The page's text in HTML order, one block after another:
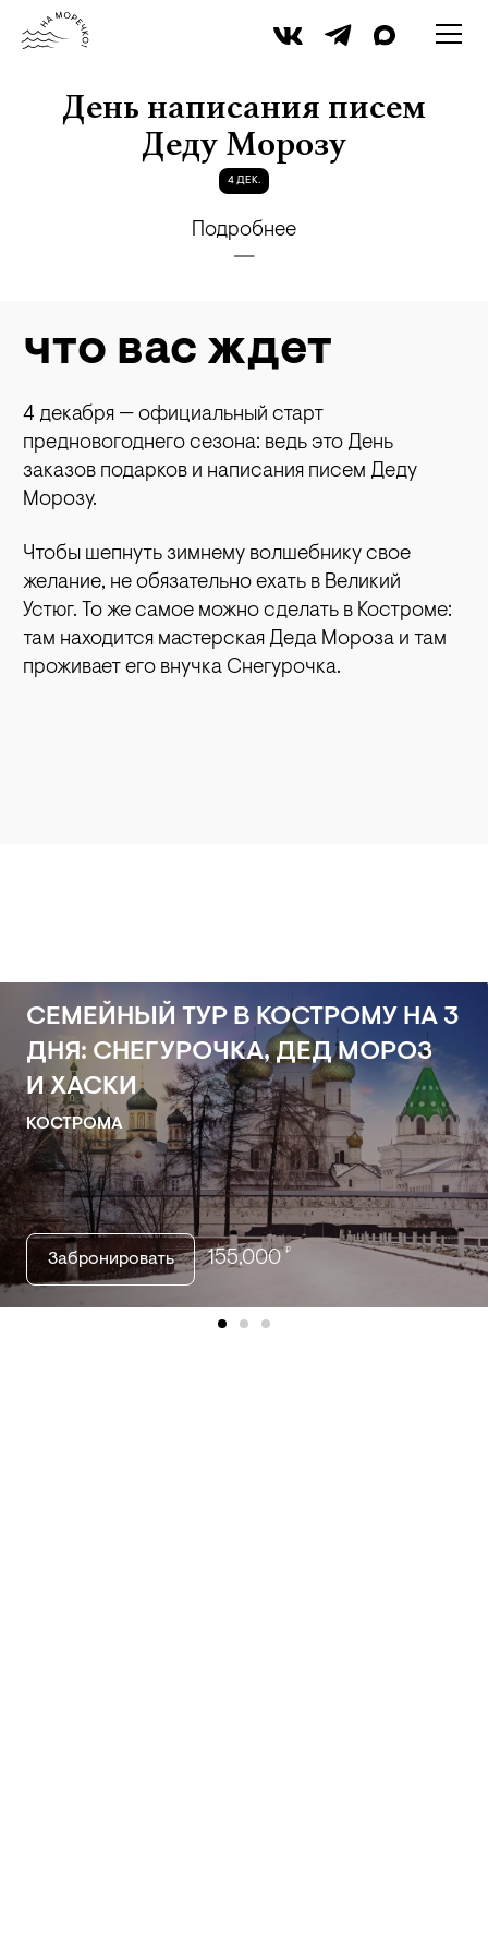
День написания писем
Деду Морозу
4 ДЕК.
Подробнее
что вас ждет
4 декабря — официальный старт
предновогоднего сезона: ведь это День
заказов подарков и написания писем Деду
Морозу.
Чтобы шепнуть зимнему волшебнику свое
желание, не обязательно ехать в Великий
Устюг. То же самое можно сделать в Костроме:
там находится мастерская Деда Мороза и там
проживает его внучка Снегурочка.
СЕМЕЙНЫЙ ТУР В КОСТРОМУ НА 3
ДНЯ: СНЕГУРОЧКА, ДЕД МОРОЗ
И ХАСКИ
КОСТРОМА
Забронировать 155,000 ₽